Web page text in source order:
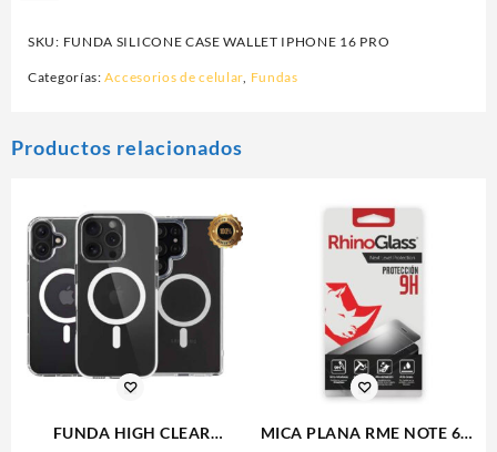
SKU: FUNDA SILICONE CASE WALLET IPHONE 16 PRO
Categorías:Accesorios de celular, Fundas
Productos relacionados
FUNDA HIGH CLEAR
MICA PLANA RME NOTE 60